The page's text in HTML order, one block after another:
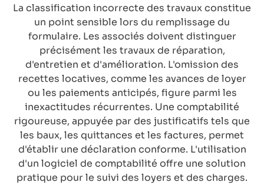
La classification incorrecte des travaux constitue
un point sensible lors du remplissage du
formulaire. Les associés doivent distinguer
précisément les travaux de réparation,
d'entretien et d'amélioration. L'omission des
recettes locatives, comme les avances de loyer
ou les paiements anticipés, figure parmi les
inexactitudes récurrentes. Une comptabilité
rigoureuse, appuyée par des justificatifs tels que
les baux, les quittances et les factures, permet
d'établir une déclaration conforme. L'utilisation
d'un logiciel de comptabilité offre une solution
pratique pour le suivi des loyers et des charges.